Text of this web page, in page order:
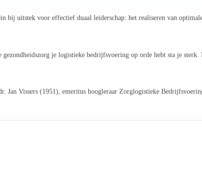
bij uitstek voor effectief duaal leiderschap: het realiseren van
je logistieke bedrijfsvoering op orde hebt sta je sterk.
Jan Vissers (1951), emeritus hoogleraar Zorglogistieke